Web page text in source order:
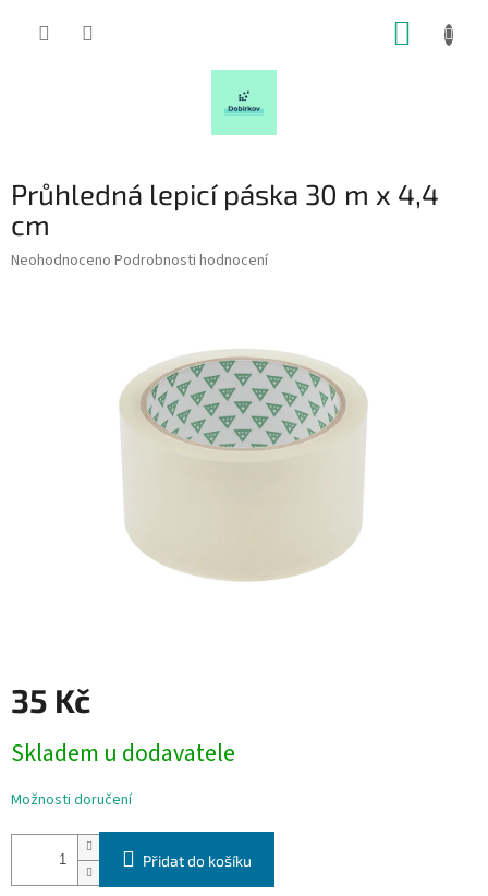
Průhledná lepicí páska 30 m x 4,4
cm
Průměrné
Neohodnoceno Podrobnosti hodnocení
35 Kč
cena:
Skladem u dodavatele
Možnosti doručení
Přidat do košíku